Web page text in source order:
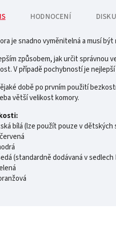
HODNOCENÍ
je snadno vyměnitelná a musí
způsobem, jak určit správnou
V případě pochybností je
době po prvním použití
větší velikost komory.
bílá (lze použít pouze v dětských
(standardně dodávaná v sedlech